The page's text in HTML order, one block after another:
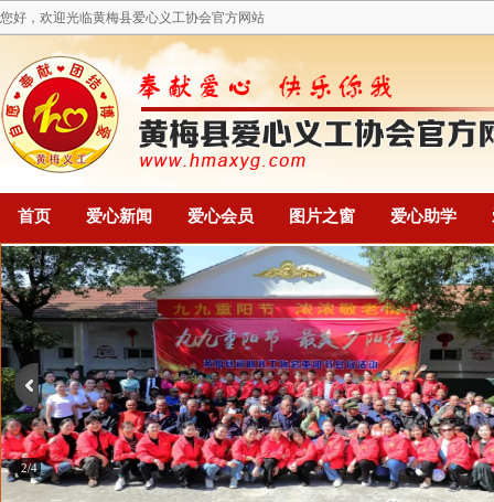
您好，欢迎光临黄梅县爱心义工协会官方网站
首页 爱心新闻 爱心会员 图片之窗 爱心助学
2/4